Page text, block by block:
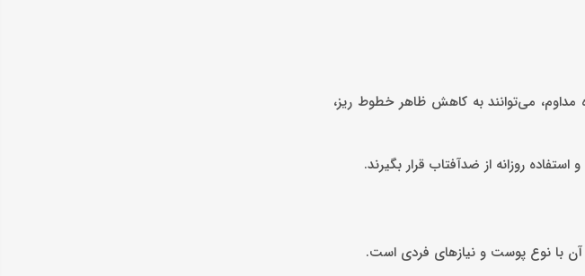
می‌توانند به کاهش ظاهر خطوط ریز،
روزانه از ضدآفتاب قرار بگیرند.
آن با نوع پوست و نیازهای فردی است.